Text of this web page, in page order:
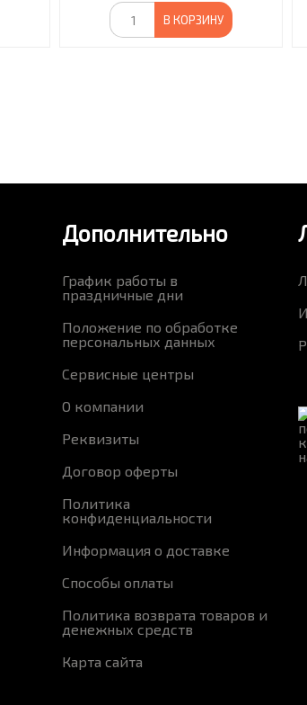
В КОРЗИНУ
Дополнительно
График работы в
праздничные дни
Положение по обработке
персональных данных
Сервисные центры
О компании
Реквизиты
Договор оферты
Политика
конфиденциальности
Информация о доставке
Способы оплаты
Политика возврата товаров и
денежных средств
Карта сайта